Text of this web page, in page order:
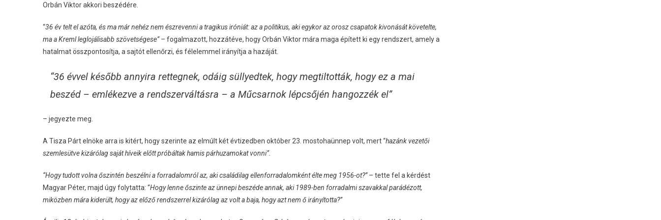
Orbán Viktor akkori beszédére.
“36 év telt el azóta, és ma már nehéz nem észrevenni a tragikus iróniát: az a politikus, aki egykor az orosz csapatok kivonását követelte,
ma a Kreml leglojálisabb szövetségese”– fogalmazott, hozzátéve, hogy Orbán Viktor mára maga épített ki egy rendszert, amely a
hatalmat összpontosítja, a sajtót ellenőrzi, és félelemmel irányítja a hazáját.
“36 évvel később annyira rettegnek, odáig süllyedtek, hogy megtiltották, hogy ez a mai
beszéd – emlékezve a rendszerváltásra – a Műcsarnok lépcsőjén hangozzék el”
– jegyezte meg.
A Tisza Párt elnöke arra is kitért, hogy szerinte az elmúlt két évtizedben október 23. mostohaünnep volt, mert “hazánk vezetői
szemlesütve kizárólag saját híveik előtt próbáltak hamis párhuzamokat vonni”.
“Hogy tudott volna őszintén beszélni a forradalomról az, aki családilag ellenforradalomként élte meg 1956-ot?”– tette fel a kérdést
Magyar Péter, majd úgy folytatta: “Hogy lenne őszinte az ünnepi beszéde annak, aki 1989-ben forradalmi szavakkal parádézott,
miközben mára kiderült, hogy az előző rendszerrel kizárólag az volt a baja, hogy azt nem ő irányította?”